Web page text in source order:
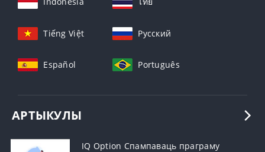
Tiếng Việt Русский
Español Português
АРТЫКУЛЫ
IQ Option Спампаваць праграму